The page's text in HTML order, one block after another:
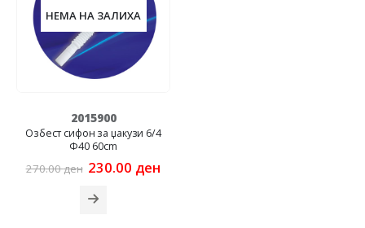
НЕМА НА ЗАЛИХА
2015900
Озбест сифон за џакузи 6/4
Ф40 60cm
270.00ден Original
was:
270.00 ден.
230.00 ден